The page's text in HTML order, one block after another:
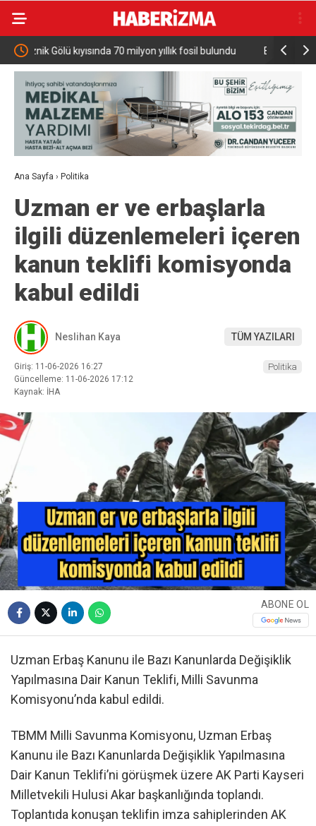
fosil bulundu Bursa’dan Kırgızistan’a uzanan zirve tırmanışı
Ana Sayfa › Politika
Uzman er ve erbaşlarla
ilgili düzenlemeleri içeren
kanun teklifi komisyonda
kabul edildi
Neslihan Kaya TÜM YAZILARI
Giriş: 11-06-2026 16:27
Güncelleme: 11-06-2026 17:12
Kaynak: İHA
Politika
ABONE OL
Uzman Erbaş Kanunu ile Bazı Kanunlarda Değişiklik
Yapılmasına Dair Kanun Teklifi, Milli Savunma
Komisyonu’nda kabul edildi.
TBMM Milli Savunma Komisyonu, Uzman Erbaş
Kanunu ile Bazı Kanunlarda Değişiklik Yapılmasına
Dair Kanun Teklifi’ni görüşmek üzere AK Parti Kayseri
Milletvekili Hulusi Akar başkanlığında toplandı.
Toplantıda konuşan teklifin imza sahiplerinden AK